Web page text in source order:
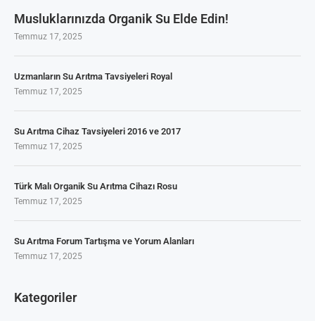
Musluklarınızda Organik Su Elde Edin!
Temmuz 17, 2025
Uzmanların Su Arıtma Tavsiyeleri Royal
Temmuz 17, 2025
Su Arıtma Cihaz Tavsiyeleri 2016 ve 2017
Temmuz 17, 2025
Türk Malı Organik Su Arıtma Cihazı Rosu
Temmuz 17, 2025
Su Arıtma Forum Tartışma ve Yorum Alanları
Temmuz 17, 2025
Kategoriler